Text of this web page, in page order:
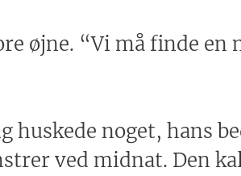
øjne. “Vi må finde
noget, hans
ved midnat. Den